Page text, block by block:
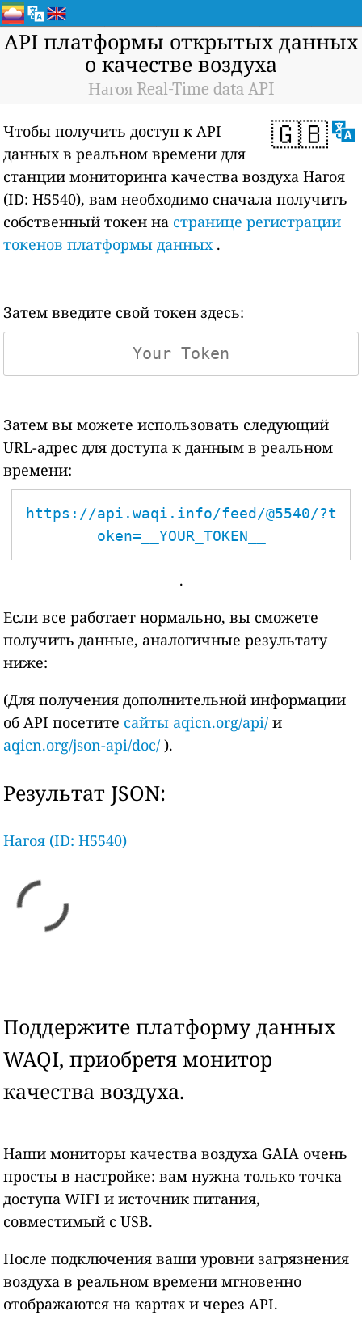
API платформы открытых данных
о качестве воздуха
Нагоя Real-Time data API
🇬🇧
Чтобы получить доступ к API
данных в реальном времени для
станции мониторинга качества воздуха Нагоя
(ID: H5540), вам необходимо сначала получить
собственный токен на странице регистрации
токенов платформы данных.
Затем введите свой токен здесь:
Затем вы можете использовать следующий
URL-адрес для доступа к данным в реальном
времени:
https://api.waqi.info/feed/@5540/?t
oken=__YOUR_TOKEN__
.
Если все работает нормально, вы сможете
получить данные, аналогичные результату
ниже:
(Для получения дополнительной информации
об API посетите сайты aqicn.org/api/ и
aqicn.org/json-api/doc/ ).
Результат JSON:
Нагоя (ID: H5540)
Поддержите платформу данных
WAQI, приобретя монитор
качества воздуха.
Наши мониторы качества воздуха GAIA очень
просты в настройке: вам нужна только точка
доступа WIFI и источник питания,
совместимый с USB.
После подключения ваши уровни загрязнения
воздуха в реальном времени мгновенно
отображаются на картах и через API.